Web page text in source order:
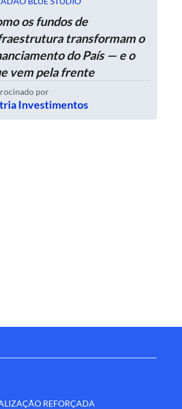
os fundos de
transformam o
do País — e o
vem pela frente
por
Investimentos
REFORÇADA